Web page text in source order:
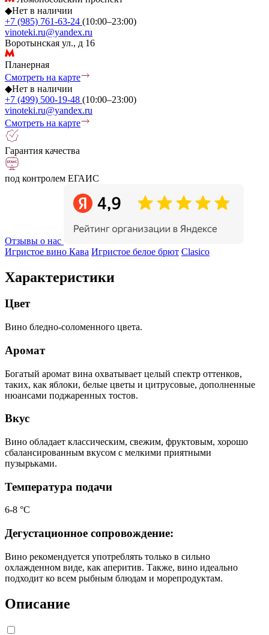
◆Нет в наличии
+7 (985) 761-63-24 (10:00–23:00)
vinoteki.ru@yandex.ru
Воротынская ул., д 16
Планерная
Смотреть на карте
◆Нет в наличии
+7 (499) 500-19-48 (10:00–23:00)
vinoteki.ru@yandex.ru
Смотреть на карте
Гарантия качества
под контролем ЕГАИС
Отзывы о нас
Игристое вино Кава Игристое белое брют Clasico
Характеристики
Цвет
Вино бледно-соломенного цвета.
Аромат
Богатый аромат вина охватывает целый спектр оттенков,
таких, как яблоки, белые цветы и цитрусовые, дополненные
нюансами поджаренных тостов.
Вкус
Вино обладает классическим, свежим, фруктовым, хорошо
сбалансированным вкусом с мелкими приятными
пузырьками.
Температура подачи
6-8 °С
Дегустационное сопровождение:
Вино рекомендуется употреблять только в сильно
охлажденном виде, как аперитив. Также, вино идеально
подходит ко всем рыбным блюдам и морепродуктам.
Описание